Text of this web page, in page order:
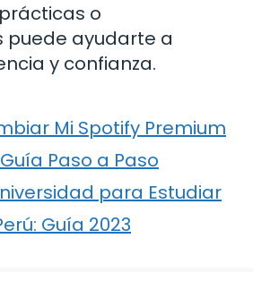
o
puede ayudarte a
y confianza.
Mi Spotify Premium
Paso a Paso
para Estudiar
Guía 2023